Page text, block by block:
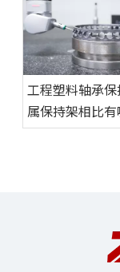
工程塑料轴承
属保持架相比
点？